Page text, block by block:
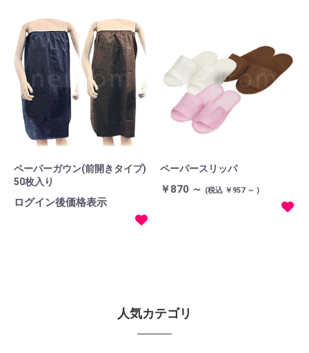
ペーパーガウン(前開きタイプ)
50枚入り
ログイン後価格表示
ペーパースリッパ
￥870 ～ (税込 ￥957 ～ )
人気カテゴリ